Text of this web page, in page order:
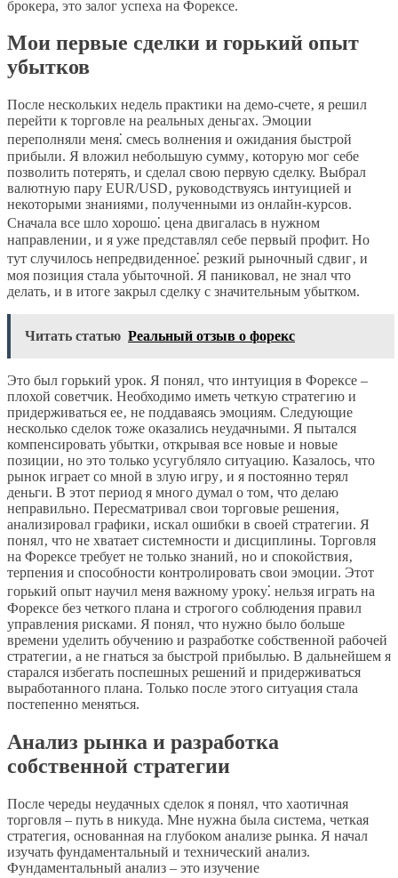
брокера, это залог успеха на Форексе.
Мои первые сделки и горький опыт
убытков
После нескольких недель практики на демо-счете‚ я решил
перейти к торговле на реальных деньгах. Эмоции
переполняли меня⁚ смесь волнения и ожидания быстрой
прибыли. Я вложил небольшую сумму‚ которую мог себе
позволить потерять‚ и сделал свою первую сделку. Выбрал
валютную пару EUR/USD‚ руководствуясь интуицией и
некоторыми знаниями‚ полученными из онлайн-курсов.
Сначала все шло хорошо⁚ цена двигалась в нужном
направлении‚ и я уже представлял себе первый профит. Но
тут случилось непредвиденное⁚ резкий рыночный сдвиг‚ и
моя позиция стала убыточной. Я паниковал‚ не знал что
делать‚ и в итоге закрыл сделку с значительным убытком.
Читать статью Реальный отзыв о форекс
Это был горький урок. Я понял‚ что интуиция в Форексе –
плохой советчик. Необходимо иметь четкую стратегию и
придерживаться ее‚ не поддаваясь эмоциям. Следующие
несколько сделок тоже оказались неудачными. Я пытался
компенсировать убытки‚ открывая все новые и новые
позиции‚ но это только усугубляло ситуацию. Казалось‚ что
рынок играет со мной в злую игру‚ и я постоянно терял
деньги. В этот период я много думал о том‚ что делаю
неправильно. Пересматривал свои торговые решения‚
анализировал графики‚ искал ошибки в своей стратегии. Я
понял‚ что не хватает системности и дисциплины. Торговля
на Форексе требует не только знаний‚ но и спокойствия‚
терпения и способности контролировать свои эмоции. Этот
горький опыт научил меня важному уроку⁚ нельзя играть на
Форексе без четкого плана и строгого соблюдения правил
управления рисками. Я понял‚ что нужно было больше
времени уделить обучению и разработке собственной рабочей
стратегии‚ а не гнаться за быстрой прибылью. В дальнейшем я
старался избегать поспешных решений и придерживаться
выработанного плана. Только после этого ситуация стала
постепенно меняться.
Анализ рынка и разработка
собственной стратегии
После череды неудачных сделок я понял‚ что хаотичная
торговля – путь в никуда. Мне нужна была система‚ четкая
стратегия‚ основанная на глубоком анализе рынка. Я начал
изучать фундаментальный и технический анализ.
Фундаментальный анализ – это изучение